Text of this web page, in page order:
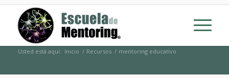
Usted está aquí: Inicio / Recursos / mentoring educativo